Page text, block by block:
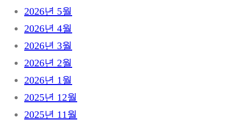
2026년 5월
2026년 4월
2026년 3월
2026년 2월
2026년 1월
2025년 12월
2025년 11월